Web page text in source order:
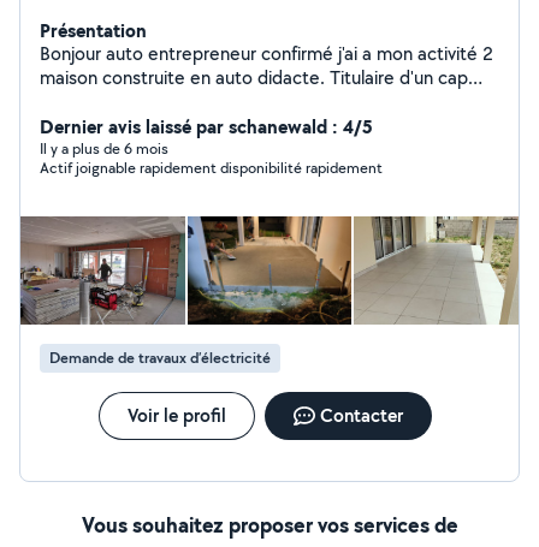
Présentation
Bonjour auto entrepreneur confirmé j'ai a mon activité 2
maison construite en auto didacte. Titulaire d'un cap
un passionné. Pose de panneaux solaires comprises.
Dernier avis laissé par schanewald : 4/5
Il y a plus de 6 mois
Actif joignable rapidement disponibilité rapidement
Demande de travaux d’électricité
Voir le profil Contacter
Vous souhaitez proposer vos services de